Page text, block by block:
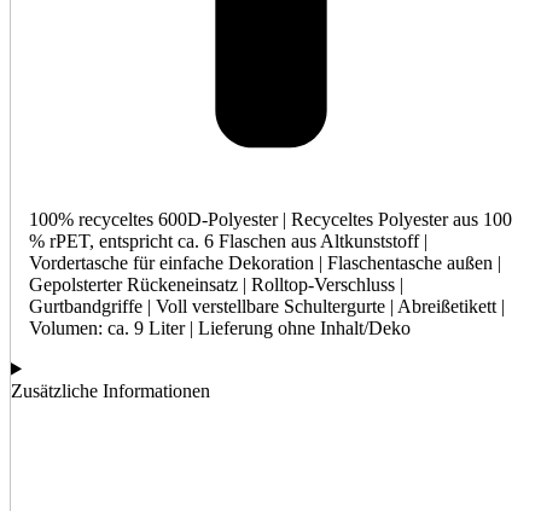
100% recyceltes 600D-Polyester | Recyceltes Polyester aus 100
% rPET, entspricht ca. 6 Flaschen aus Altkunststoff |
Vordertasche für einfache Dekoration | Flaschentasche außen |
Gepolsterter Rückeneinsatz | Rolltop-Verschluss |
Gurtbandgriffe | Voll verstellbare Schultergurte | Abreißetikett |
Volumen: ca. 9 Liter | Lieferung ohne Inhalt/Deko
Zusätzliche Informationen